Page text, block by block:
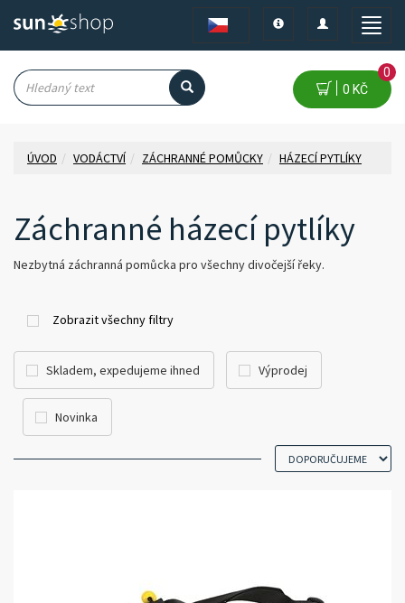
Toggle
Toggle
navigation
Toggle
0 KČ
0
ÚVOD VODÁCTVÍ ZÁCHRANNÉ POMŮCKY HÁZECÍ PYTLÍKY
Záchranné házecí pytlíky
Nezbytná záchranná pomůcka pro všechny divočejší řeky.
Zobrazit všechny filtry
Skladem, expedujeme ihned Výprodej
Novinka